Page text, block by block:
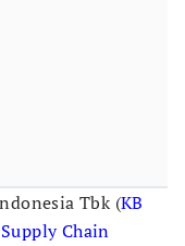
Tbk (KB
Supply Chain